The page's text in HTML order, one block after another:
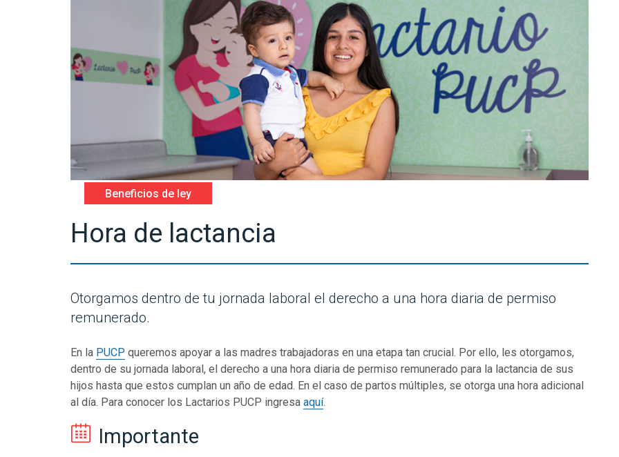
Beneficios de ley
Hora de lactancia
Otorgamos dentro de tu jornada laboral el derecho a una hora diaria de permiso
remunerado.
En la PUCP queremos apoyar a las madres trabajadoras en una etapa tan crucial. Por ello, les otorgamos,
dentro de su jornada laboral, el derecho a una hora diaria de permiso remunerado para la lactancia de sus
hijos hasta que estos cumplan un año de edad. En el caso de partos múltiples, se otorga una hora adicional
al día. Para conocer los Lactarios PUCP ingresa aquí.
Importante